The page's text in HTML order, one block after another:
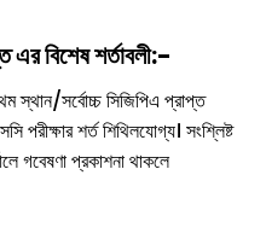
এর বিশেষ শর্তাবলী:-
স্থান/সর্বোচ্চ সিজিপিএ প্রাপ্ত
পরীক্ষার শর্ত শিথিলযোগ্য। সংশ্লিষ্ট
গবেষণা প্রকাশনা থাকলে